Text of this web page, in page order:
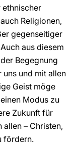
ethnischer
Religionen,
gegenseitiger
aus diesem
Begegnung
uns und mit allen
Geist möge
Modus zu
Zukunft für
– Christen,
fördern.